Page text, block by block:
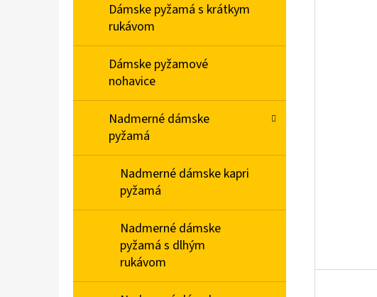
Dámske pyžamá s krátkym
rukávom
Dámske pyžamové
nohavice
Nadmerné dámske
pyžamá
Nadmerné dámske kapri
pyžamá
Nadmerné dámske
pyžamá s dlhým
rukávom
MEDVEDÍKY
€23,90